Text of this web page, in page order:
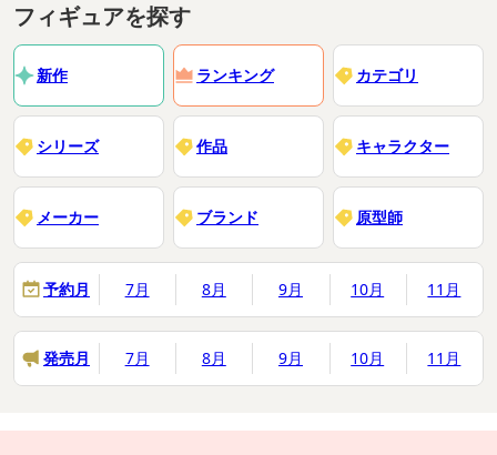
フィギュアを探す
新作 ランキング カテゴリ
シリーズ 作品 キャラクター
メーカー ブランド 原型師
予約月 7月 8月 9月 10月 11月
発売月 7月 8月 9月 10月 11月